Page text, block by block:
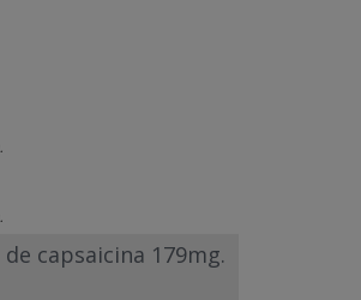
capsaicina 179mg.